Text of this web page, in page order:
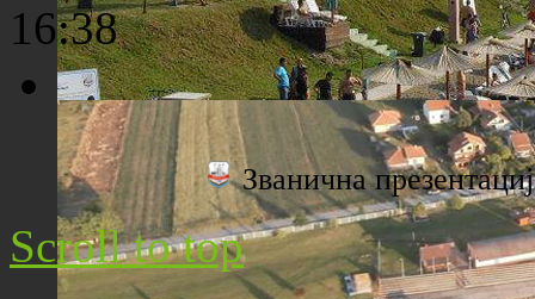
Плажа "Топољар" - Поглед са торња
16:38
Званична
Scroll to top